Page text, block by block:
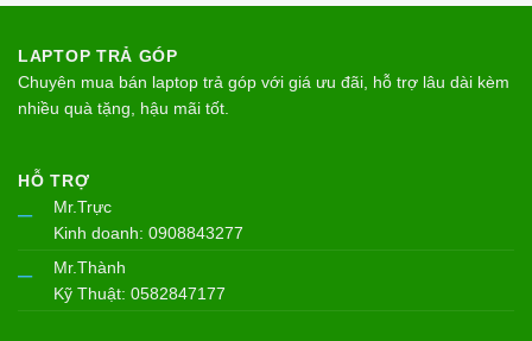
LAPTOP TRẢ GÓP
Chuyên mua bán laptop trả góp với giá ưu đãi, hỗ trợ lâu dài kèm
nhiều quà tặng, hậu mãi tốt.
HỖ TRỢ
–
Mr.Trực
Kinh doanh: 0908843277
–
Mr.Thành
Kỹ Thuật: 0582847177